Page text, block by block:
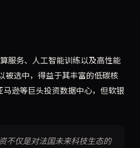
服务、人工智能训练以及高性能
被选中，得益于其丰富的低碳核
逊等巨头投资数据中心，但软银
不仅是对法国未来科技生态的